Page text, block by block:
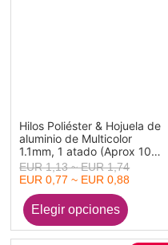
Hilos Poliéster & Hojuela de
aluminio de Multicolor
1.1mm, 1 atado (Aprox 100
M/atados)
EUR 1,13 ~ EUR 1,74
EUR 0,77 ~ EUR 0,88